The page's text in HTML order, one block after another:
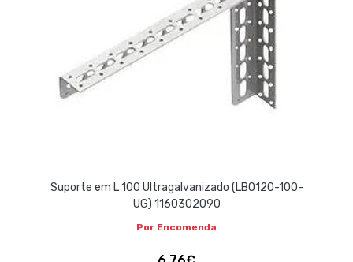
Suporte em L 100 Ultragalvanizado (LBO120-100-
UG) 1160302090
Por Encomenda